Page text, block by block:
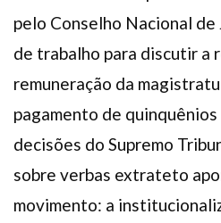
pelo Conselho Nacional de
de trabalho para discutir a
remuneração da
pagamento de
decisões do Supremo
sobre verbas extrateto
movimento: a